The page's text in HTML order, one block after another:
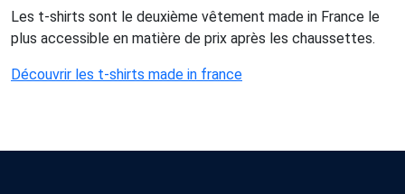
Les t-shirts sont le deuxième vêtement made in France le
plus accessible en matière de prix après les chaussettes.
Découvrir les t-shirts made in france